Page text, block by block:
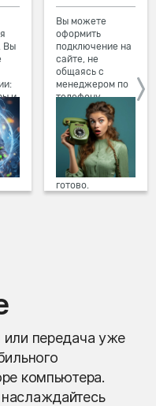
Вы
и
Вы можете
оформить
подключение на
сайте, не
общаясь с
менеджером по
телефону.
Просто в три
клика заполните
форму заявки на
сайте, выберите
дату и время
подключения,
готово.
передача уже
компьютера.